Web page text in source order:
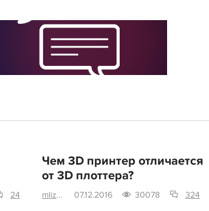
24
Чем 3D принтер отличается
от 3D плоттера?
mlizart 07.12.2016 30078 324